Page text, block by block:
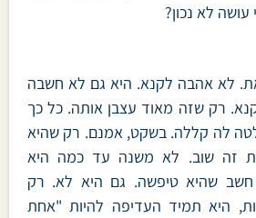
לא נכון?
לא אהבה לקנא. היא גם לא חשבה
רק שזה מאוד עצבן אותה. כל כך
לה קללה. בשקט, אמנם. רק שהיא
זה שוב. לא משנה עד כמה היא
שהיא טיפשה. גם היא לא. רק
היא תמיד העדיפה להיות "אחת